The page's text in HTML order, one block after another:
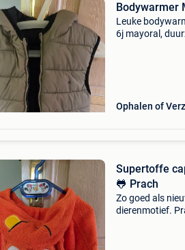
Bodywarmer
Leuke
6j mayoral,
Ophalen of
Supertoffe
🐸 Prach
Zo goed als
dierenmotief.